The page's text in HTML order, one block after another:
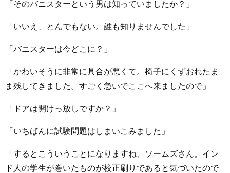
「そのバニスターという男は知っていましたか？」
「いいえ、とんでもない。誰も知りませんでした」
「バニスターは今どこに？」
「かわいそうに非常に具合が悪くて。椅子にくずおれたま
ま残してきました。すごく急いでここへ来ましたので」
「ドアは開けっ放しですか？」
「いちばんに試験問題はしまいこみました」
「するとこういうことになりますね、ソームズさん。イン
ド人の学生が巻いたものが校正刷りであると気づいたので